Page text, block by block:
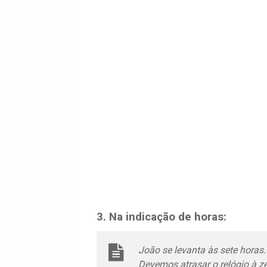
3. Na indicação de horas:
João se levanta às sete horas.
Devemos atrasar o relógio à